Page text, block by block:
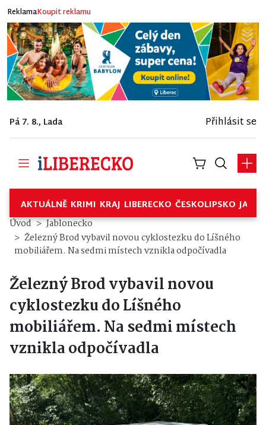
ReklamaKoupit reklamu
Pá 7. 8., Lada Přihlásit se
AKTUÁLNĚ KRIMI KRAJ LIBERECKO ČESKOLIPSKO
Úvod
Jablonecko
Železný Brod vybavil novou cyklostezku do Líšného
mobiliářem. Na sedmi místech vznikla odpočívadla
Železný Brod vybavil novou
cyklostezku do Líšného
mobiliářem. Na sedmi místech
vznikla odpočívadla